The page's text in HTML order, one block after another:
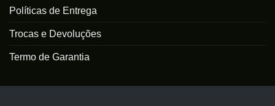
Políticas de Entrega
Trocas e Devoluções
Termo de Garantia